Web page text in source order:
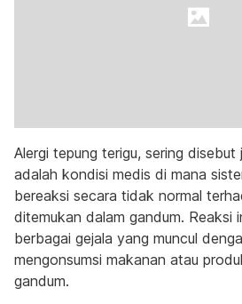
Alergi tepung terigu, sering disebut
adalah kondisi medis di mana
bereaksi secara tidak normal
ditemukan dalam gandum. Reaksi
berbagai gejala yang muncul
mengonsumsi makanan atau
gandum.